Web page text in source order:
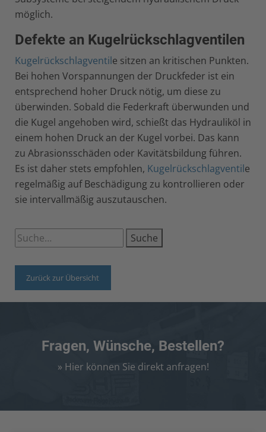
möglich.
Defekte an Kugelrückschlagventilen
Kugelrückschlagventile sitzen an kritischen Punkten.
Bei hohen Vorspannungen der Druckfeder ist ein
entsprechend hoher Druck nötig, um diese zu
überwinden. Sobald die Federkraft überwunden und
die Kugel angehoben wird, schießt das Hydrauliköl in
einem hohen Druck an der Kugel vorbei. Das kann
zu Abrasionsschäden oder Kavitätsbildung führen.
Es ist daher stets empfohlen, Kugelrückschlagventile
regelmäßig auf Beschädigung zu kontrollieren oder
sie intervallmäßig auszutauschen.
Suche
Zurück zur Übersicht
Fragen, Wünsche, Bestellen?
» Hier können Sie direkt anfragen!